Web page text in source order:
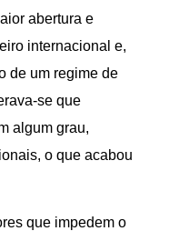
abertura e
internacional e,
de um regime de
se que
algum grau,
o que acabou
que impedem o